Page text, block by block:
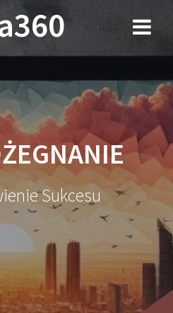
do
treści
Sukcesu